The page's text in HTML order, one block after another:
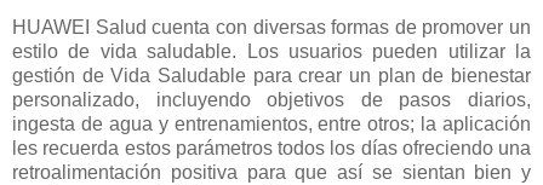
HUAWEI Salud cuenta con diversas formas de promover un
estilo de vida saludable. Los usuarios pueden utilizar la
gestión de Vida Saludable para crear un plan de bienestar
personalizado, incluyendo objetivos de pasos diarios,
ingesta de agua y entrenamientos, entre otros; la aplicación
les recuerda estos parámetros todos los días ofreciendo una
retroalimentación positiva para que así se sientan bien y